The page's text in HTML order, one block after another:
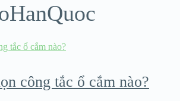
công tắc ổ cắm nào?